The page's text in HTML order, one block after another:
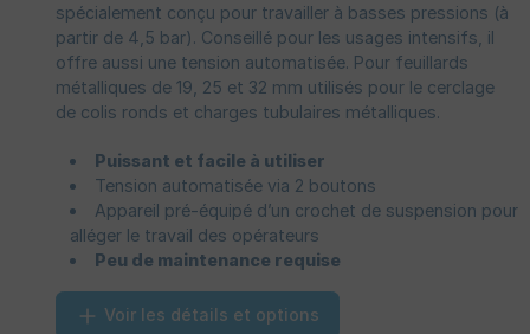
spécialement conçu pour travailler à basses pressions (à
partir de 4,5 bar). Conseillé pour les usages intensifs, il
offre aussi une tension automatisée. Pour feuillards
métalliques de 19, 25 et 32 mm utilisés pour le cerclage
de colis ronds et charges tubulaires métalliques.
Puissant et facile à utiliser
Tension automatisée via 2 boutons
Appareil pré-équipé d’un crochet de suspension pour
alléger le travail des opérateurs
Peu de maintenance requise
Voir les détails et options